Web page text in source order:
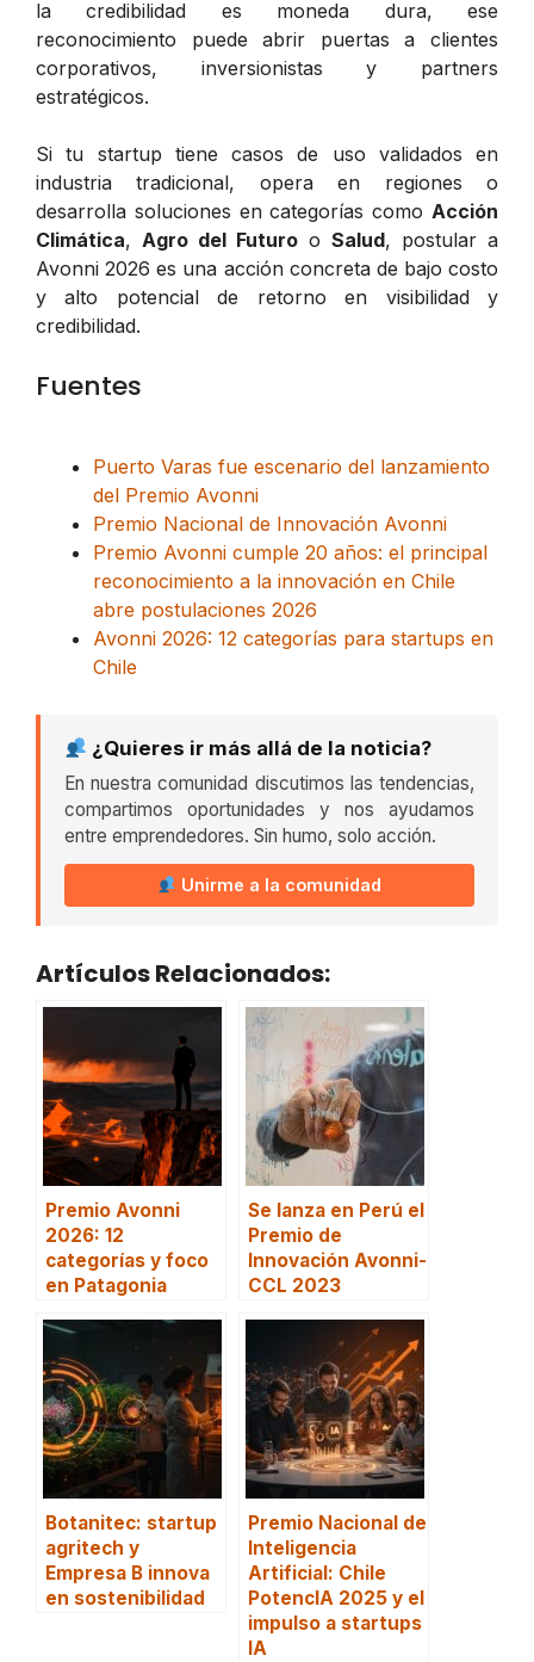
la credibilidad es moneda dura, ese
reconocimiento puede abrir puertas a clientes
corporativos, inversionistas y partners
estratégicos.
Si tu startup tiene casos de uso validados en
industria tradicional, opera en regiones o
desarrolla soluciones en categorías como Acción
Climática, Agro del Futuro o Salud, postular a
Avonni 2026 es una acción concreta de bajo costo
y alto potencial de retorno en visibilidad y
credibilidad.
Fuentes
Puerto Varas fue escenario del lanzamiento
del Premio Avonni
Premio Nacional de Innovación Avonni
Premio Avonni cumple 20 años: el principal
reconocimiento a la innovación en Chile
abre postulaciones 2026
Avonni 2026: 12 categorías para startups en
Chile
¿Quieres ir más allá de la noticia?
En nuestra comunidad discutimos las tendencias,
compartimos oportunidades y nos ayudamos
entre emprendedores. Sin humo, solo acción.
Unirme a la comunidad
Artículos Relacionados:
Premio Avonni
2026: 12
categorías y foco
en Patagonia
Se lanza en Perú el
Premio de
Innovación Avonni-
CCL 2023
Botanitec: startup
agritech y
Empresa B innova
en sostenibilidad
Premio Nacional de
Inteligencia
Artificial: Chile
PotencIA 2025 y el
impulso a startups
IA